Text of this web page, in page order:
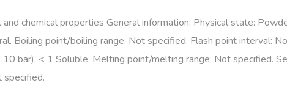
chemical properties General information: Physical state:
Boiling point/boiling range: Not specified. Flash point interval:
bar). < 1 Soluble. Melting point/melting range: Not specified.
specified.